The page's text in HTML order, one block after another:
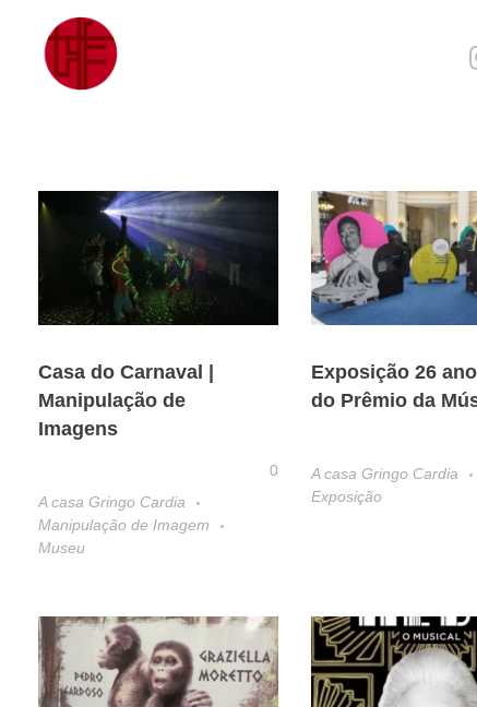
Casa do Carnaval |
Manipulação de
Imagens
0
A casa Gringo Cardia
Manipulação de Imagem
Museu
Exposição 26
do Prêmio da
A casa Gringo Cardia
Exposição